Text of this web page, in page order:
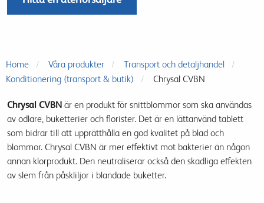
Home Våra produkter
Transport och detaljhandel
Konditionering (transport & butik)
Chrysal CVBN
Chrysal CVBN är en produkt för snittblommor som ska användas
av odlare, buketterier och florister. Det är en lättanvänd tablett
som bidrar till att upprätthålla en god kvalitet på blad och
blommor. Chrysal CVBN är mer effektivt mot bakterier än någon
annan klorprodukt. Den neutraliserar också den skadliga effekten
av slem från påskliljor i blandade buketter.